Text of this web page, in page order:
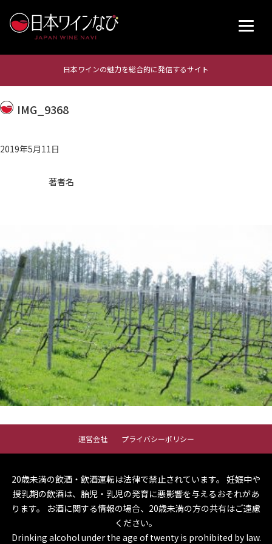
日本ワインの魅力を総合的に発信するサイト
IMG_9368
2019年5月11日
著者名
運営会社 プライバシーポリシー
20歳未満の飲酒・飲酒運転は法律で禁止されています。 妊娠中や
授乳期の飲酒は、胎児・乳児の発育に悪影響を与えるおそれがあ
ります。
お酒に関する情報の場合、20歳未満の方の共有はご遠慮
ください。
Drinking alcohol under the age of twenty is prohibited by law.